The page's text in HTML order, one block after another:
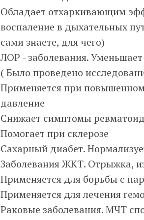
Обладает отхаркивающим
воспаление в дыхательных
сами знаете, для чего)
ЛОР - заболевания.
( Было проведено
Применяется при
давление
Снижает симптомы
Помогает при склерозе
Сахарный диабет.
Заболевания ЖКТ. Отрыжка,
Применяется для борьбы с
Применяется для лечения
Раковые заболевания. МЧТ